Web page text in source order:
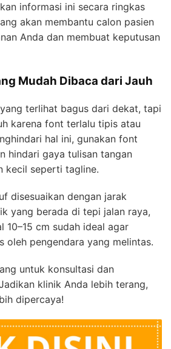
informasi ini secara ringkas
akan membantu calon pasien
Anda dan membuat keputusan
Mudah Dibaca dari Jauh
terlihat bagus dari dekat, tapi
karena font terlalu tipis atau
hal ini, gunakan font
hindari gaya tulisan tangan
kecil seperti tagline.
disesuaikan dengan jarak
yang berada di tepi jalan raya,
10–15 cm sudah ideal agar
oleh pengendara yang melintas.
untuk konsultasi dan
klinik Anda lebih terang,
dipercaya!